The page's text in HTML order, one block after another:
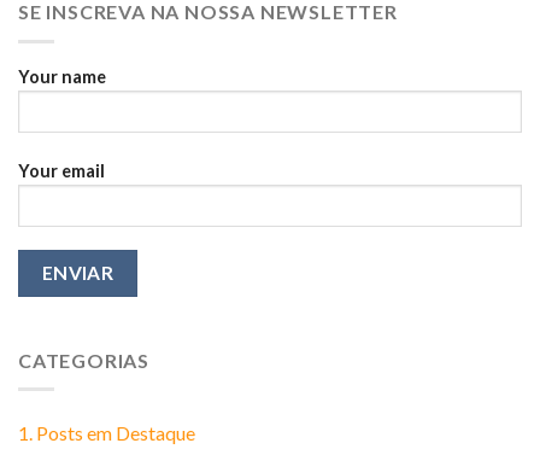
Think
SE INSCREVA NA NOSSA NEWSLETTER
Your name
Your email
CATEGORIAS
1. Posts em Destaque